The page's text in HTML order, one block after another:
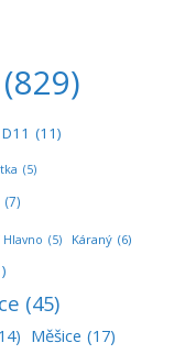
(829)
(11)
(5)
(7)
(5) Káraný (6)
(45)
Měšice (17)